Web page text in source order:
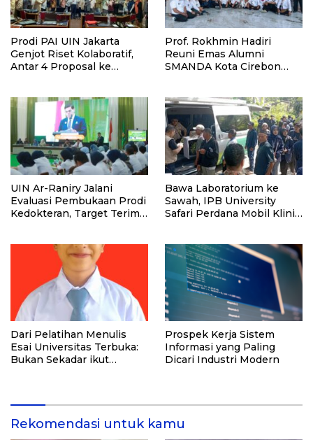
Prodi PAI UIN Jakarta
Genjot Riset Kolaboratif,
Antar 4 Proposal ke
Prof. Rokhmin Hadiri
Reuni Emas Alumni
SMANDA Kota Cirebon
UIN Ar-Raniry Jalani
Evaluasi Pembukaan Prodi
Kedokteran, Target Terima
Bawa Laboratorium ke
Sawah, IPB University
Safari Perdana Mobil Klinik
Dari Pelatihan Menulis
Esai Universitas Terbuka:
Bukan Sekadar ikut
Prospek Kerja Sistem
Informasi yang Paling
Dicari Industri Modern
Rekomendasi untuk kamu